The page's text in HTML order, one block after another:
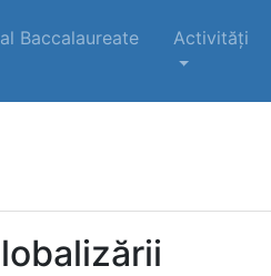
Baccalaureate Activități